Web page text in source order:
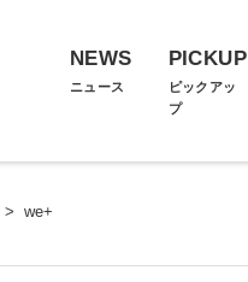
NEWS
ニュース
PICKUP
ピックアッ
プ
> we+